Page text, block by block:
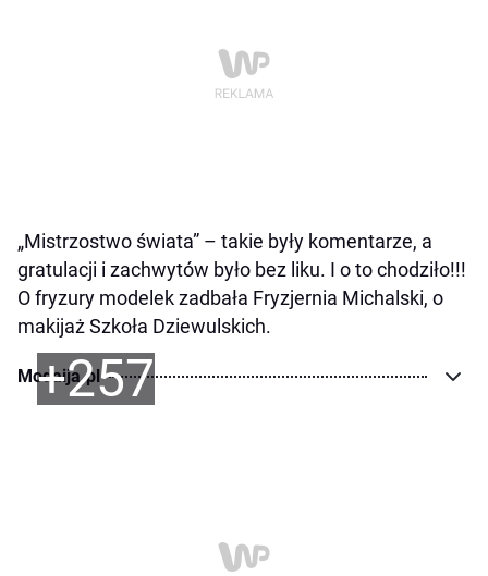
„Mistrzostwo świata” – takie były komentarze, a
gratulacji i zachwytów było bez liku. I o to chodziło!!!
O fryzury modelek zadbała Fryzjernia Michalski, o
makijaż Szkoła Dziewulskich.
+257
Modaija.pl